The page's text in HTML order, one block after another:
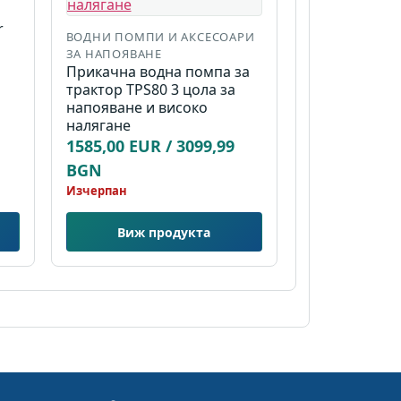
ВОДНИ ПОМПИ И АКСЕСОАРИ
ЗА НАПОЯВАНЕ
Прикачна водна помпа за
трактор TPS80 3 цола за
напояване и високо
налягане
1585,00 EUR / 3099,99
BGN
Изчерпан
Виж продукта